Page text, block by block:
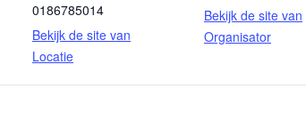
0186785014
Bekijk de site van
Locatie
Bekijk de site van
Organisator